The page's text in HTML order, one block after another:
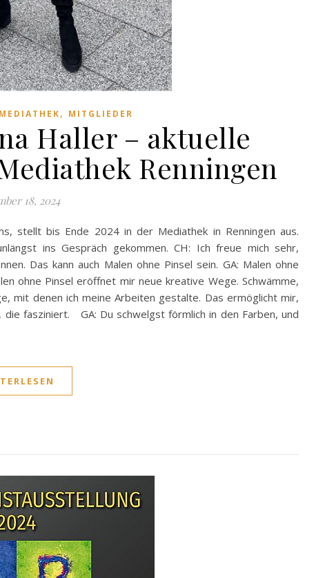
MEDIATHEK, MITGLIEDER
Haller – aktuelle
Renningen
18, 2024
stellt bis Ende 2024 in der Mediathek in Renningen aus.
ins Gespräch gekommen. CH: Ich freue mich sehr,
Das kann auch Malen ohne Pinsel sein. GA: Malen ohne
ohne Pinsel eröffnet mir neue kreative Wege. Schwämme,
mit denen ich meine Arbeiten gestalte. Das ermöglicht mir,
fasziniert. GA: Du schwelgst förmlich in den Farben, und